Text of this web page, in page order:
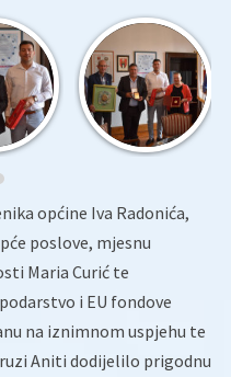
općine Iva Radonića,
poslove, mjesnu
Maria Curić te
i EU fondove
na iznimnom uspjehu te
Aniti dodijelilo prigodnu